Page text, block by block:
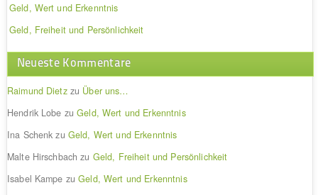
Geld, Wert und Erkenntnis
Geld, Freiheit und Persönlichkeit
Neueste Kommentare
Raimund Dietzzu Über uns…
Hendrik Lobe zuGeld, Wert und Erkenntnis
Ina Schenk zu Geld, Wert und Erkenntnis
Malte Hirschbach zu Geld, Freiheit und Persönlichkeit
Isabel Kampe zuGeld, Wert und Erkenntnis